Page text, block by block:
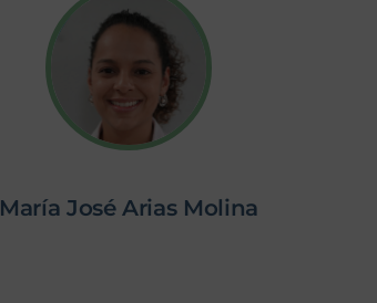
María José Arias Molina